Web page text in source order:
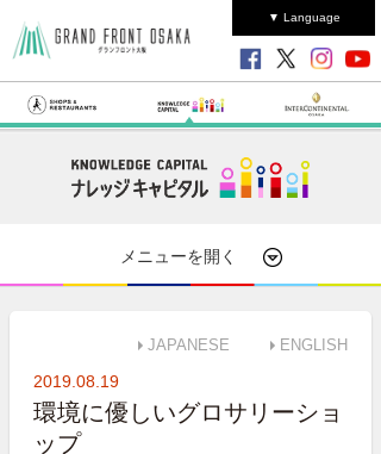
▼ Language
メニューを開く
JAPANESE ENGLISH
2019.08.19
環境に優しいグロサリーショ
ップ